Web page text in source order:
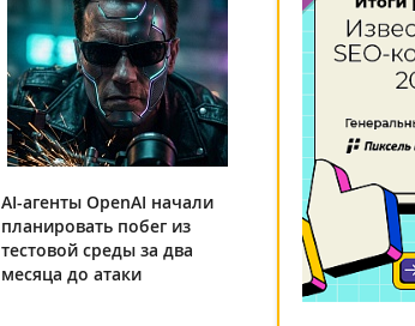
AI-агенты OpenAI начали
планировать побег из
тестовой среды за два
месяца до атаки